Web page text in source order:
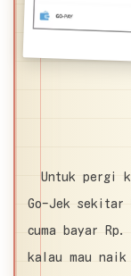
Untuk pergi
Go-Jek sekitar
cuma bayar
kalau mau naik